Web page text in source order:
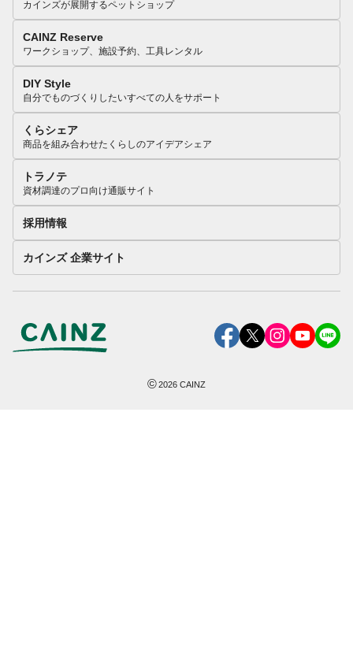
カインズが展開するペットショップ
CAINZ Reserve
ワークショップ、施設予約、工具レンタル
DIY Style
自分でものづくりしたいすべての人をサポート
くらシェア
商品を組み合わせたくらしのアイデアシェア
トラノテ
資材調達のプロ向け通販サイト
採用情報
カインズ 企業サイト
©2026 CAINZ